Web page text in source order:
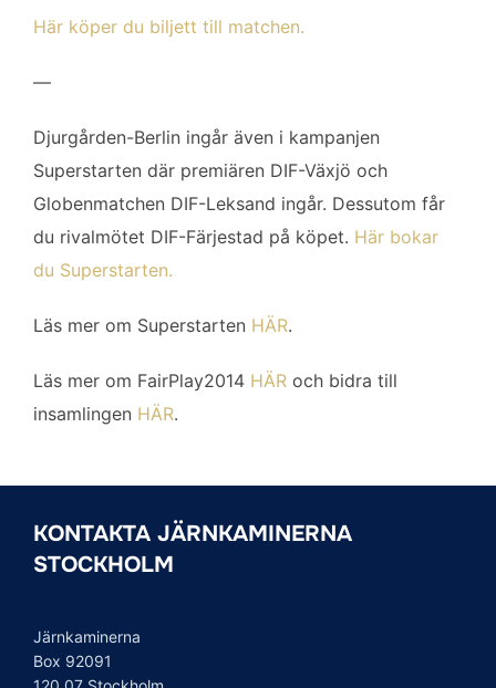
Här köper du biljett till matchen.
—
Djurgården-Berlin ingår även i kampanjen
Superstarten där premiären DIF-Växjö och
Globenmatchen DIF-Leksand ingår. Dessutom får
du rivalmötet DIF-Färjestad på köpet. Här bokar
du Superstarten.
Läs mer om Superstarten HÄR.
Läs mer om FairPlay2014 HÄR och bidra till
insamlingen HÄR.
KONTAKTA JÄRNKAMINERNA
STOCKHOLM
Järnkaminerna
Box 92091